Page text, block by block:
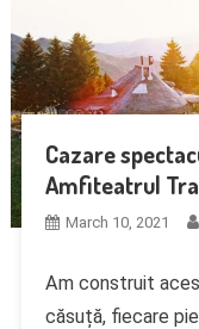
Cazare
Amfiteatrul
March 10, 2021
Am construit
căsuță, fiecare